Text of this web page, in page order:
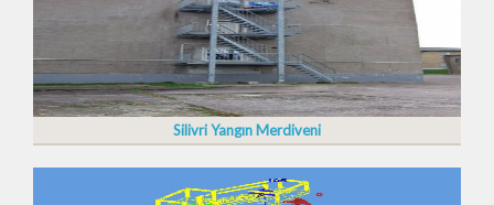
Silivri Yangın Merdiveni